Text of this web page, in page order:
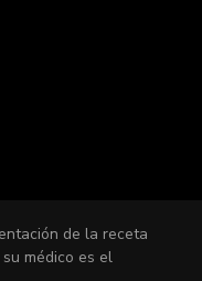
de la receta
médico es el